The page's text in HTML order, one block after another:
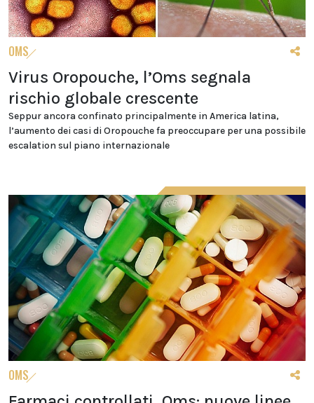
OMS
Virus Oropouche, l’Oms segnala
rischio globale crescente
Seppur ancora confinato principalmente in America latina,
l’aumento dei casi di Oropouche fa preoccupare per una possibile
escalation sul piano internazionale
OMS